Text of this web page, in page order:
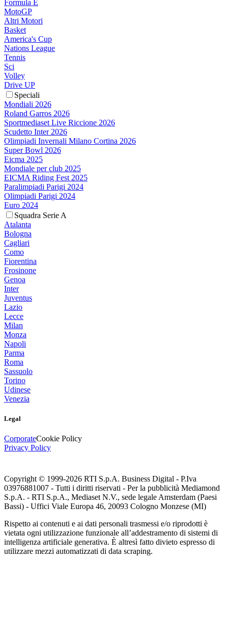
Formula E
MotoGP
Altri Motori
Basket
America's Cup
Nations League
Tennis
Sci
Volley
Drive UP
Speciali
Mondiali 2026
Roland Garros 2026
Sportmediaset Live Riccione 2026
Scudetto Inter 2026
Olimpiadi Invernali Milano Cortina 2026
Super Bowl 2026
Eicma 2025
Mondiale per club 2025
EICMA Riding Fest 2025
Paralimpiadi Parigi 2024
Olimpiadi Parigi 2024
Euro 2024
Squadra Serie A
Atalanta
Bologna
Cagliari
Como
Fiorentina
Frosinone
Genoa
Inter
Juventus
Lazio
Lecce
Milan
Monza
Napoli
Parma
Roma
Sassuolo
Torino
Udinese
Venezia
Legal
CorporateCookie Policy
Privacy Policy
Copyright © 1999-2026 RTI S.p.A. Business Digital - P.Iva
03976881007 - Tutti i diritti riservati - Per la pubblicità Mediamond
S.p.A. - RTI S.p.A., Mediaset N.V., sede legale Amsterdam (Paesi
Bassi) - Uffici Viale Europa 46, 20093 Cologno Monzese (MI)
Rispetto ai contenuti e ai dati personali trasmessi e/o riprodotti è
vietata ogni utilizzazione funzionale all’addestramento di sistemi di
intelligenza artificiale generativa. È altresì fatto divieto espresso di
utilizzare mezzi automatizzati di data scraping.